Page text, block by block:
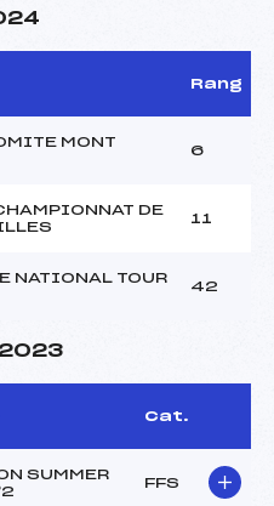
Rang
MONT
6
DE
11
NATIONAL TOUR
42
Cat.
SUMMER
FFS